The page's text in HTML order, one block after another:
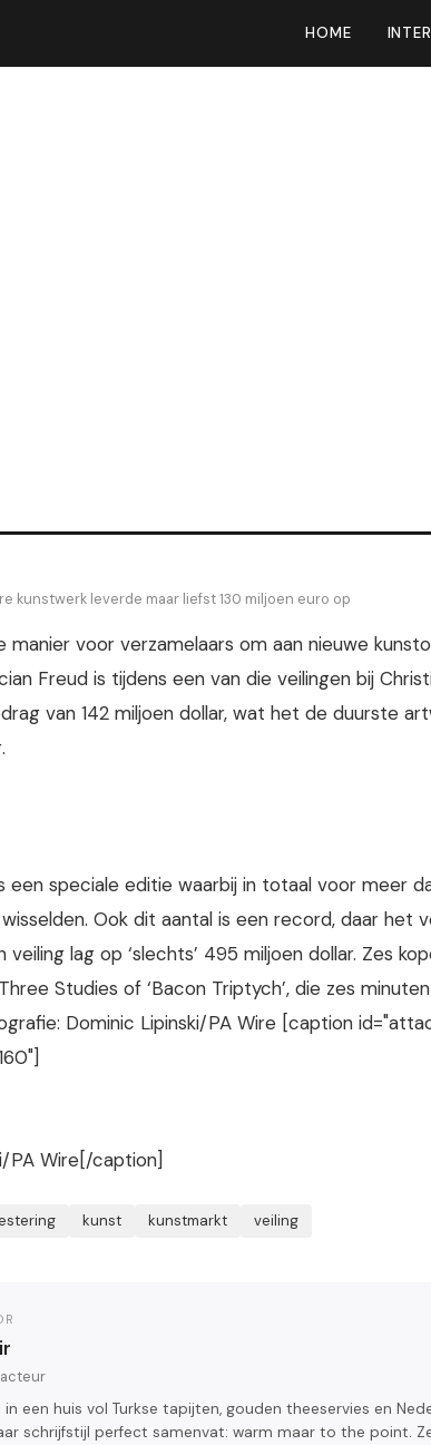
HOME
kunstwerk leverde maar liefst 130 miljoen euro op
manier voor verzamelaars om aan nieuwe
Freud is tijdens een van die veilingen bij
van 142 miljoen dollar, wat het de duurste
een speciale editie waarbij in totaal voor meer
Ook dit aantal is een record, daar het
lag op ‘slechts’ 495 miljoen dollar. Zes
Studies of ‘Bacon Triptych’, die zes
Dominic Lipinski/PA Wire [caption
PA Wire[/caption]
kunst kunstmarkt veiling
een huis vol Turkse tapijten, gouden theeservies en
schrijfstijl perfect samenvat: warm maar to the point.